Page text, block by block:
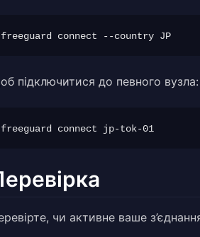
підключитися до певного вузла:
чи активне ваше